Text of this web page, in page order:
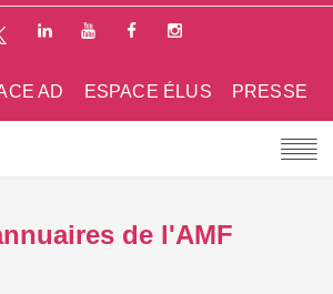
PRESSE
ESPACE ÉLUS
AD
de l'AMF